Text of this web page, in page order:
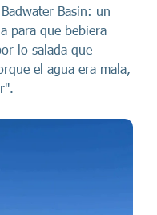
Basin: un
para que bebiera
lo salada que
el agua era mala,